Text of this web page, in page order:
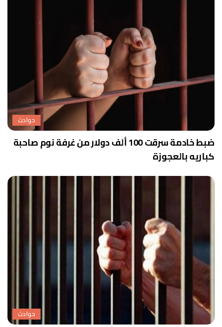
حوادث
ضبط خادمة سرقت 100 ألف دولار من غرفة نوم صاحبة
كباريه بالعجوزة
حوادث